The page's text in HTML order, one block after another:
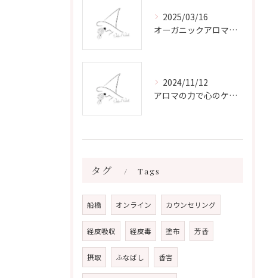
2025/03/16
オーガニックアロマで心と体を癒す
2024/11/12
アロマの力で心のケアをする方法
タグ Tags
船橋 オンライン カウンセリング
経皮吸収 経皮毒 塗布 芳香
摂取 ふなばし 香害